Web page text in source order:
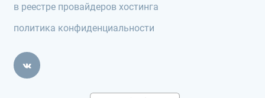
в реестре провайдеров хостинга
политика конфиденциальности